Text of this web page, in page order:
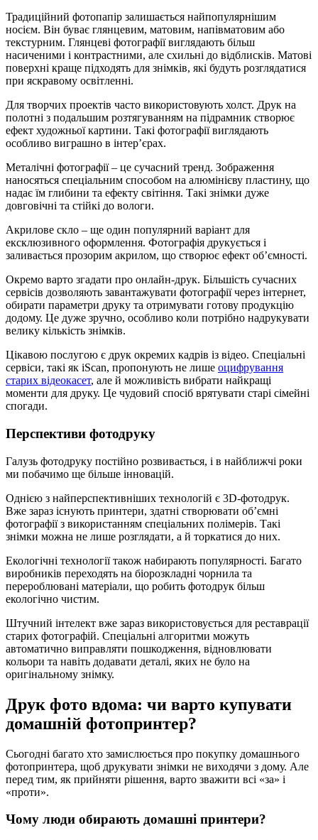
Традиційний фотопапір залишається найпопулярнішим
носієм. Він буває глянцевим, матовим, напівматовим або
текстурним. Глянцеві фотографії виглядають більш
насиченими і контрастними, але схильні до відблисків. Матові
поверхні краще підходять для знімків, які будуть розглядатися
при яскравому освітленні.
Для творчих проектів часто використовують холст. Друк на
полотні з подальшим розтягуванням на підрамник створює
ефект художньої картини. Такі фотографії виглядають
особливо виграшно в інтер’єрах.
Металічні фотографії – це сучасний тренд. Зображення
наносяться спеціальним способом на алюмінієву пластину, що
надає їм глибини та ефекту світіння. Такі знімки дуже
довговічні та стійкі до вологи.
Акрилове скло – ще один популярний варіант для
ексклюзивного оформлення. Фотографія друкується і
заливається прозорим акрилом, що створює ефект об’ємності.
Окремо варто згадати про онлайн-друк. Більшість сучасних
сервісів дозволяють завантажувати фотографії через інтернет,
обирати параметри друку та отримувати готову продукцію
додому. Це дуже зручно, особливо коли потрібно надрукувати
велику кількість знімків.
Цікавою послугою є друк окремих кадрів із відео. Спеціальні
сервіси, такі як iScan, пропонують не лише оцифрування
старих відеокасет, але й можливість вибрати найкращі
моменти для друку. Це чудовий спосіб врятувати старі сімейні
спогади.
Перспективи фотодруку
Галузь фотодруку постійно розвивається, і в найближчі роки
ми побачимо ще більше інновацій.
Однією з найперспективніших технологій є 3D-фотодрук.
Вже зараз існують принтери, здатні створювати об’ємні
фотографії з використанням спеціальних полімерів. Такі
знімки можна не лише розглядати, а й торкатися до них.
Екологічні технології також набирають популярності. Багато
виробників переходять на біорозкладні чорнила та
перероблювані матеріали, що робить фотодрук більш
екологічно чистим.
Штучний інтелект вже зараз використовується для реставрації
старих фотографій. Спеціальні алгоритми можуть
автоматично виправляти пошкодження, відновлювати
кольори та навіть додавати деталі, яких не було на
оригінальному знімку.
Друк фото вдома: чи варто купувати
домашній фотопринтер?
Сьогодні багато хто замислюється про покупку домашнього
фотопринтера, щоб друкувати знімки не виходячи з дому. Але
перед тим, як прийняти рішення, варто зважити всі «за» і
«проти».
Чому люди обирають домашні принтери?